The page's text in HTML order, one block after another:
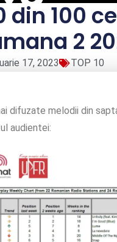
din 100
2
17, 2023 TOP 10
difuzate melodii din
audientei: